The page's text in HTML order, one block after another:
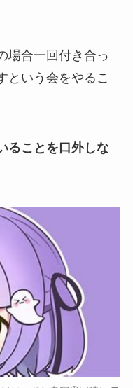
場合一回付き合っ
という会をやるこ
ることを口外しな